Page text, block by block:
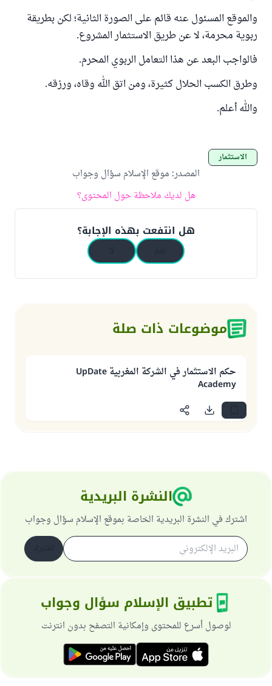
والموقع المسئول عنه قائم على الصورة الثانية؛ لكن بطريقة
ربوية محرمة، لا عن طريق الاستثمار المشروع.
فالواجب البعد عن هذا التعامل الربوي المحرم.
وطرق الكسب الحلال كثيرة، ومن اتق الله وقاه، ورزقه.
والله أعلم.
الاستثمار
المصدر: موقع الإسلام سؤال وجواب
هل لديك ملاحظة حول المحتوى؟
هل انتفعت بهذه الإجابة؟
موضوعات ذات صلة
حكم الاستثمار في الشركة المغربية UpDate
Academy
النشرة البريدية
اشترك في النشرة البريدية الخاصة بموقع الإسلام سؤال وجواب
تطبيق الإسلام سؤال وجواب
لوصول أسرع للمحتوى وإمكانية التصفح بدون انترنت